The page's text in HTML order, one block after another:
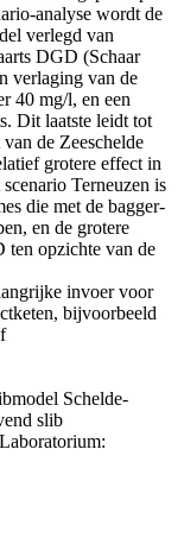
analyse wordt de
verlegd van
DGD (Schaar
verlaging van de
40 mg/l, en een
Dit laatste leidt tot
de Zeeschelde
grotere effect in
Terneuzen is
die met de bagger-
en de grotere
ten opzichte van de
invoer voor
bijvoorbeeld
Schelde-
slib